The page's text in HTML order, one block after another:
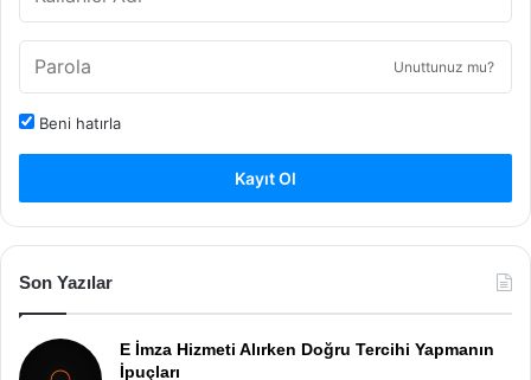
Unuttunuz mu?
Beni hatırla
Kayıt Ol
Son Yazılar
E İmza Hizmeti Alırken Doğru Tercihi Yapmanın
İpuçları